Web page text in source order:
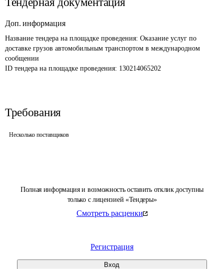
Полная информация и возможность оставить отклик доступны
только с лицензией «Тендеры»
Смотреть расценки
Регистрация
Вход
Доп. информация
Название тендера на площадке проведения: Оказание услуг по
доставке грузов автомобильным транспортом в международном
сообщении
ID тендера на площадке проведения: 130214065202
Требования
Несколько поставщиков